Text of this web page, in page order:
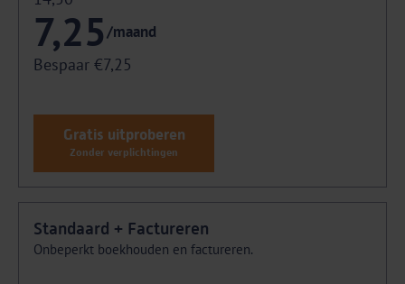
7,25/maand
Bespaar €7,25
Gratis uitproberen
Zonder verplichtingen
Standaard + Factureren
Onbeperkt boekhouden en factureren.